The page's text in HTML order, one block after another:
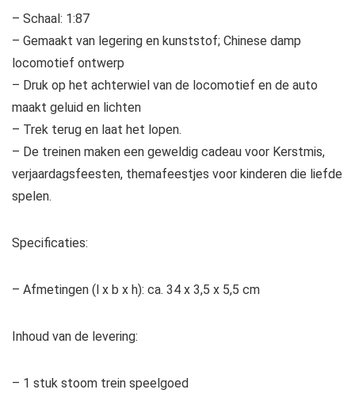
– Schaal: 1:87
– Gemaakt van legering en kunststof; Chinese damp
locomotief ontwerp
– Druk op het achterwiel van de locomotief en de auto
maakt geluid en lichten
– Trek terug en laat het lopen.
– De treinen maken een geweldig cadeau voor Kerstmis,
verjaardagsfeesten, themafeestjes voor kinderen die liefde
spelen.
Specificaties:
– Afmetingen (l x b x h): ca. 34 x 3,5 x 5,5 cm
Inhoud van de levering:
– 1 stuk stoom trein speelgoed